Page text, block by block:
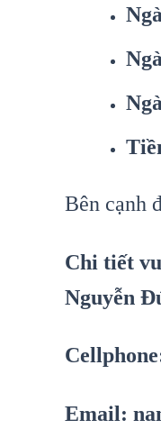
Bên cạnh
Chi tiết
Nguyễn
Email: